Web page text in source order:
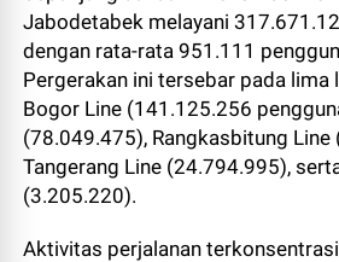
Jabodetabek melayani
dengan rata-rata 951.111
Pergerakan ini tersebar pada lima
Bogor Line (141.125.256
(78.049.475), Rangkasbitung
Tangerang Line (24.794.995),
(3.205.220).
Aktivitas perjalanan